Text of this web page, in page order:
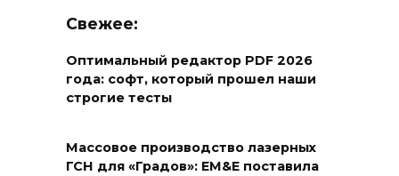
Свежее:
Оптимальный редактор PDF 2026
года: софт, который прошел наши
строгие тесты
Массовое производство лазерных
ГСН для «Градов»: EM&E поставила